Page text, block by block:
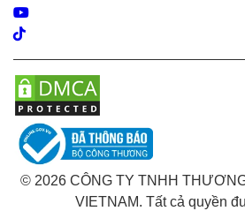
Youtube
Tiktok
© 2026 CÔNG TY TNHH
VIETNAM. Tất cả quyền